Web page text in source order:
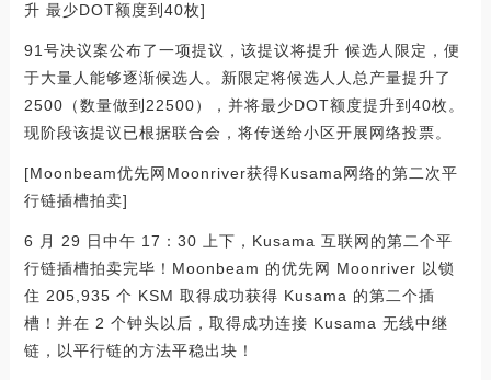
升 最少DOT额度到40枚]
91号决议案公布了一项提议，该提议将提升 候选人限定，便
于大量人能够逐渐候选人。新限定将候选人人总产量提升了
2500（数量做到22500），并将最少DOT额度提升到40枚。
现阶段该提议已根据联合会，将传送给小区开展网络投票。
[Moonbeam优先网Moonriver获得Kusama网络的第二次平
行链插槽拍卖]
6 月 29 日中午 17：30 上下，Kusama 互联网的第二个平
行链插槽拍卖完毕！Moonbeam 的优先网 Moonriver 以锁
住 205,935 个 KSM 取得成功获得 Kusama 的第二个插
槽！并在 2 个钟头以后，取得成功连接 Kusama 无线中继
链，以平行链的方法平稳出块！